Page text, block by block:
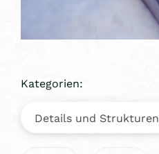
Kategorien:
Details und Strukturen